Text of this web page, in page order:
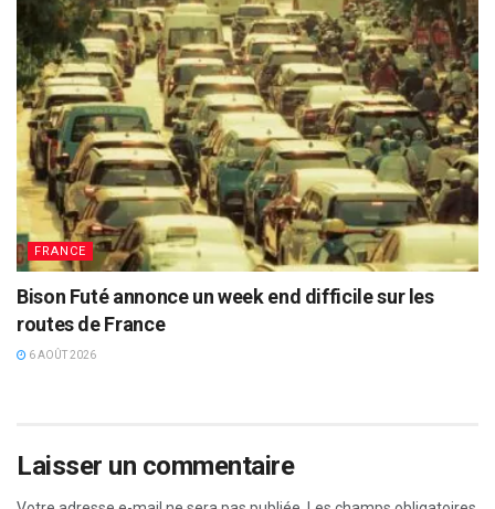
FRANCE
Bison Futé annonce un week end difficile sur les
routes de France
6 AOÛT 2026
Laisser un commentaire